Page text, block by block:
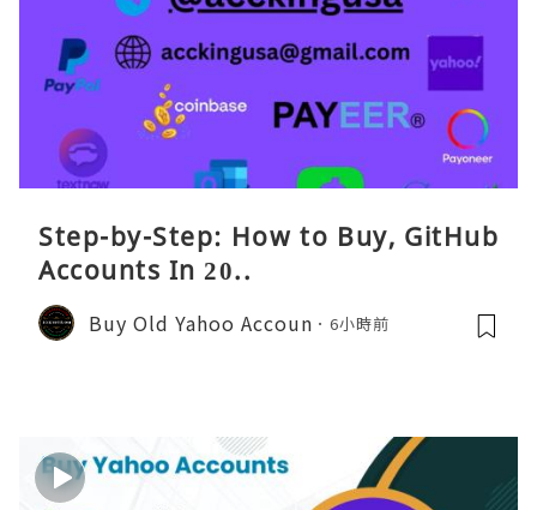
Step-by-Step: How to Buy, GitHub
Accounts In 20..
Buy Old Yahoo Accoun 6小時前